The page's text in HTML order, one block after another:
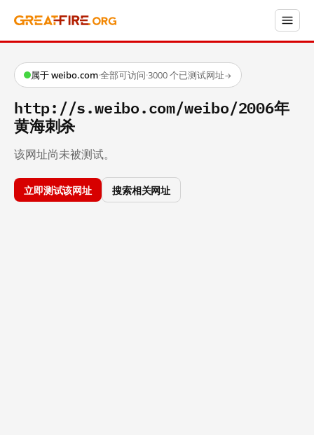
属于 weibo.com·全部可访问·3000 个已测试网址→
http://s.weibo.com/weibo/2006年
黄海刺杀
该网址尚未被测试。
立即测试该网址 搜索相关网址